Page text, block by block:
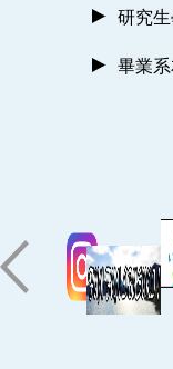
研究
畢業